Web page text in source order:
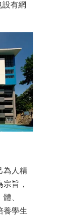
設有網
為人精
旨，
、
養學生